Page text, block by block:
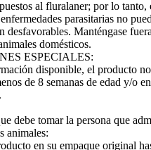
al fluralaner; por lo tanto,
parasitarias no
desfavorables. Manténgase
domésticos.
ESPECIALES:
disponible, el producto
de 8 semanas de edad y/o
debe tomar la persona que
animales:
en su empaque original